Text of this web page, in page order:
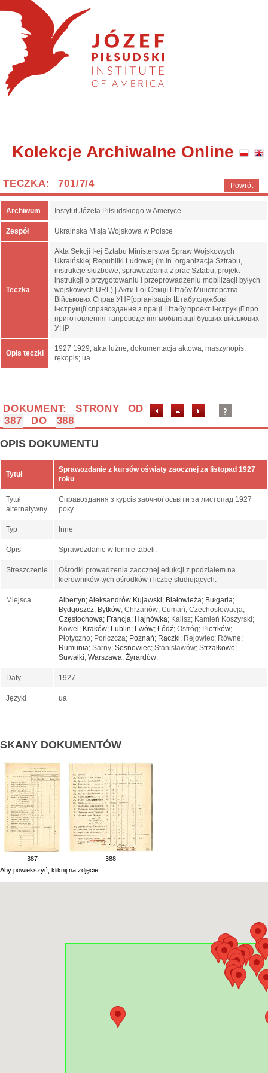
Kolekcje Archiwalne Online
Powrót
TECZKA: 701/7/4
Archiwum Instytut Józefa Piłsudskiego w Ameryce
Zespół Ukraińska Misja Wojskowa w Polsce
Teczka
Akta Sekcji I-ej Sztabu Ministerstwa Spraw Wojskowych
Ukraińskiej Republiki Ludowej (m.in. organizacja Sztrabu,
instrukcje służbowe, sprawozdania z prac Sztabu, projekt
instrukcji o przygotowaniu i przeprowadzeniu mobilizacji byłych
wojskowych URL) | Акти І-ої Секції Штабу Міністерства
Військових Справ УНР[організація Штабу.службові
інструкції.справоздання з праці Штабу.проект інструкції про
приготовлення тапроведення мобілізації бувших військових
УНР
Opis teczki
1927 1929; akta luźne; dokumentacja aktowa; maszynopis,
rękopis; ua
DOKUMENT: STRONY OD
387
DO 388
OPIS DOKUMENTU
Tytuł
Sprawozdanie z kursów oświaty zaocznej za listopad 1927
roku
Tytuł
alternatywny
Справоздання з курсів заочної осьвіти за листопад 1927
року
Typ Inne
Opis Sprawozdanie w formie tabeli.
Streszczenie
Ośrodki prowadzenia zaocznej edukcji z podziałem na
kierowników tych ośrodków i liczbę studiujących.
Miejsca Albertyn;Aleksandrów Kujawski; Białowieża; Bułgaria;
Bydgoszcz; Bytków; Chrzanów; Cumań; Czechosłowacja;
Częstochowa; Francja; Hajnówka; Kalisz; Kamień Koszyrski;
Kowel; Kraków; Lublin; Lwów; Łódź; Ostróg; Piotrków;
Płotyczno; Poriczcza; Poznań; Raczki; Rejowiec; Równe;
Rumunia; Sarny; Sosnowiec; Stanisławów; Strzałkowo;
Suwałki; Warszawa; Żyrardów;
Daty 1927
Języki ua
SKANY DOKUMENTÓW
387
388
Aby powiekszyć, kliknij na zdjęcie.